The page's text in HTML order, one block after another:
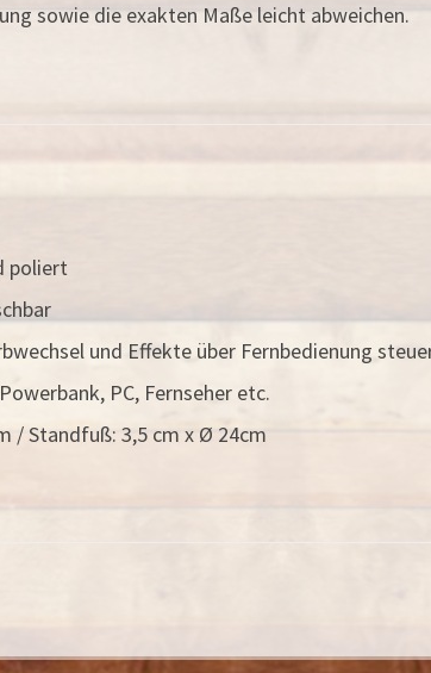
sowie die exakten Maße leicht abweichen.
poliert
und Effekte über Fernbedienung
PC, Fernseher etc.
/ Standfuß: 3,5 cm x Ø 24cm